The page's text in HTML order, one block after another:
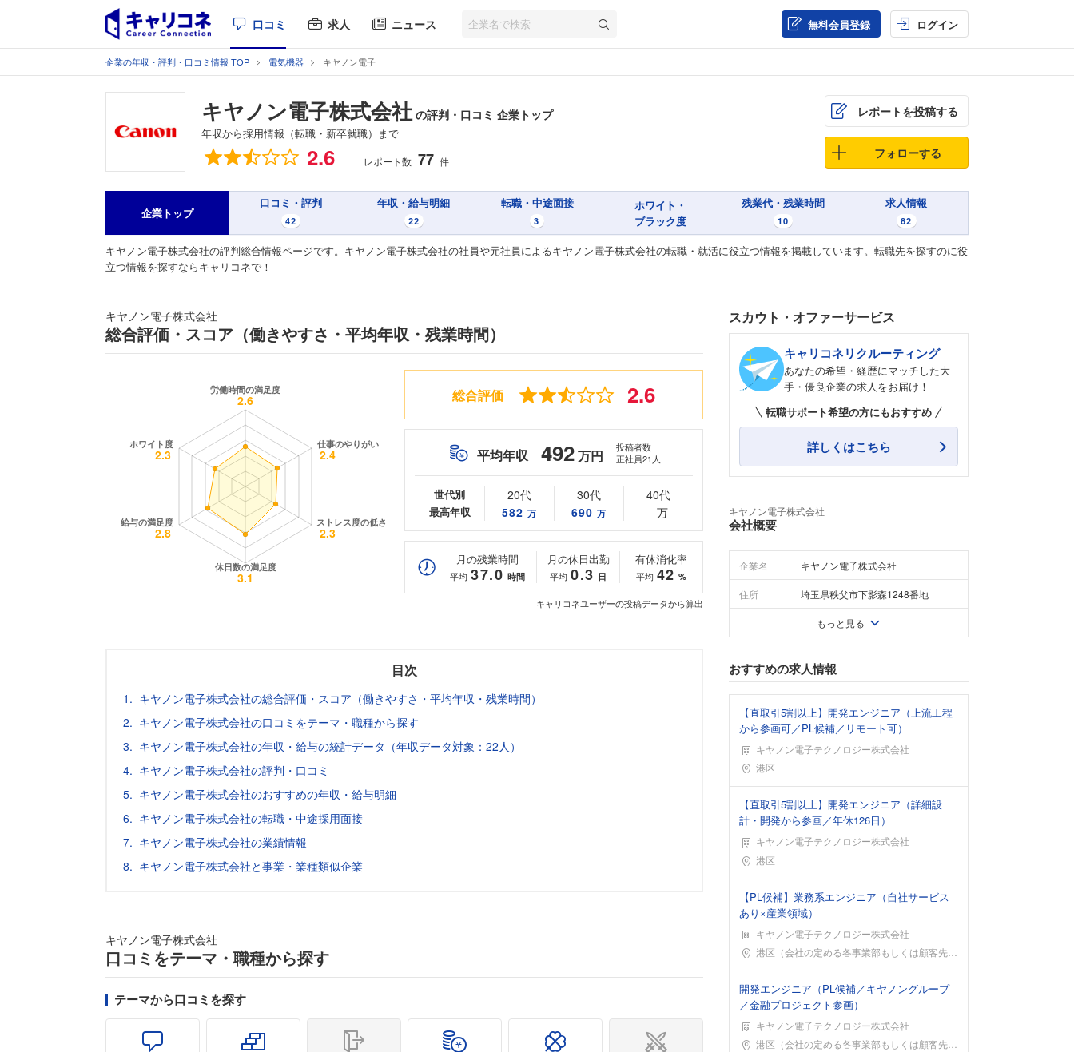
口コミ 求人 ニュース 無料会員登録 ログイン
企業の年収・評判・口コミ情報 TOP 電気機器 キヤノン電子
キヤノン電子株式会社 の評判・口コミ 企業トップ
年収から採用情報（転職・新卒就職）まで
総合評価 2.6 レポート数 77 件
レポートを投稿する
フォローする
企業トップ
口コミ・評判
42
年収・給与明細
22
転職・中途面接
3
ホワイト・
ブラック度
残業代・残業時間
10
求人情報
82
キヤノン電子株式会社の評判総合情報ページです。キヤノン電子株式会社の社員や元社員によるキヤノン電子株式会社の転職・就活に役立つ情報を掲載しています。転職先を探すのに役
立つ情報を探すならキャリコネで！
キヤノン電子株式会社
総合評価・スコア（働きやすさ・平均年収・残業時間）
総合評価 2.6
平均年収 492万円
投稿者数
正社員21人
世代別
最高年収
20代
582 万
30代
690 万
40代
--万
月の残業時間
平均 37.0 時間
月の休日出勤
平均 0.3 日
有休消化率
平均 42 %
キャリコネユーザーの投稿データから算出
目次
キヤノン電子株式会社の総合評価・スコア（働きやすさ・平均年収・残業時間）
キヤノン電子株式会社の口コミをテーマ・職種から探す
キヤノン電子株式会社の年収・給与の統計データ（年収データ対象：22人）
キヤノン電子株式会社の評判・口コミ
キヤノン電子株式会社のおすすめの年収・給与明細
キヤノン電子株式会社の転職・中途採用面接
キヤノン電子株式会社の業績情報
キヤノン電子株式会社と事業・業種類似企業
キヤノン電子株式会社
口コミをテーマ・職種から探す
テーマから口コミを探す
スカウト・オファーサービス
キャリコネリクルーティング
あなたの希望・経歴にマッチした大
手・優良企業の求人をお届け！
転職サポート希望の方にもおすすめ
詳しくはこちら
キヤノン電子株式会社
会社概要
企業名 キヤノン電子株式会社
住所 埼玉県秩父市下影森1248番地
もっと見る
おすすめの求人情報
【直取引5割以上】開発エンジニア（上流工程
から参画可／PL候補／リモート可）
キヤノン電子テクノロジー株式会社
勤務地
港区
【直取引5割以上】開発エンジニア（詳細設
計・開発から参画／年休126日）
キヤノン電子テクノロジー株式会社
勤務地
港区
【PL候補】業務系エンジニア（自社サービス
あり×産業領域）
キヤノン電子テクノロジー株式会社
勤務地港区（会社の定める各事業部もしくは顧客先事業所 ※
開発エンジニア（PL候補／キヤノングループ
／金融プロジェクト参画）
キヤノン電子テクノロジー株式会社
勤務地港区（会社の定める各事業部もしくは顧客先事業所 ※